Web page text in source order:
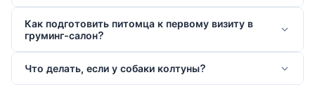
Как подготовить питомца к первому визиту в
груминг-салон?
Что делать, если у собаки колтуны?